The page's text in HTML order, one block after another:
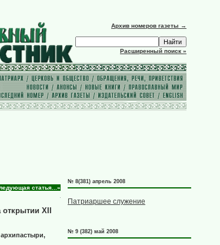
Архив номеров газеты →
Расширенный поиск »
статья...»
XII
№ 8(381) апрель 2008
Патриаршее служение
№ 9 (382) май 2008